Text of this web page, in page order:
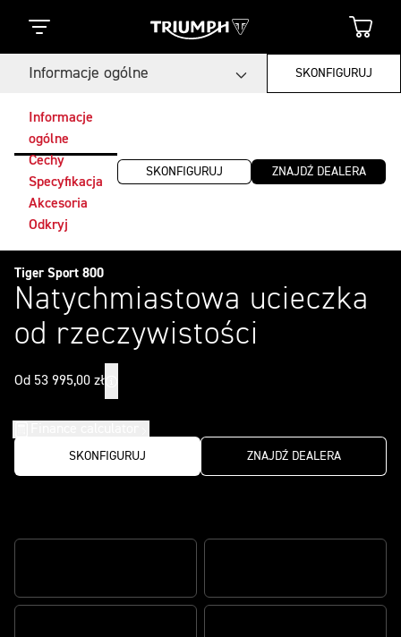
Informacje ogólne SKONFIGURUJ
Informacje
ogólne
Cechy
Specyfikacja
Akcesoria
Odkryj
SKONFIGURUJ ZNAJDŹ DEALERA
Tiger Sport 800
Natychmiastowa ucieczka
od rzeczywistości
Od 53 995,00 zł
SKONFIGURUJ ZNAJDŹ DEALERA